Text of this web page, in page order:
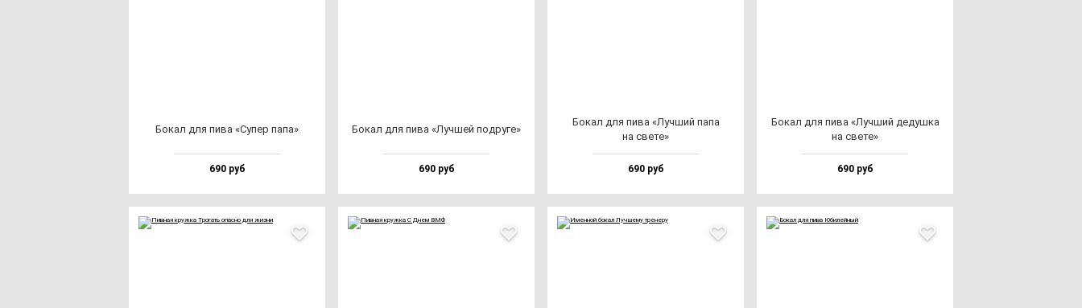
Бокал для пи­ва «Супер па­па»
690 руб
Бокал для пи­ва «Луч­шей под­ру­ге»
690 руб
Бокал для пи­ва «Луч­ший па­па
на све­те»
690 руб
Бокал для пи­ва «Луч­ший де­душ­ка
на све­те»
690 руб